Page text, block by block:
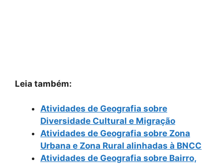
Leia também:
Atividades de Geografia sobre
Diversidade Cultural e Migração
Atividades de Geografia sobre Zona
Urbana e Zona Rural alinhadas à BNCC
Atividades de Geografia sobre Bairro,